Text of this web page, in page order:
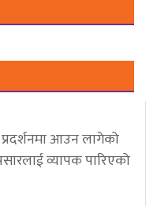
आउन लागेको
व्यापक पारिएको